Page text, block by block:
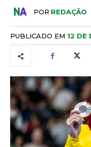
POR REDAÇÃO
PUBLICADO EM 12 DE